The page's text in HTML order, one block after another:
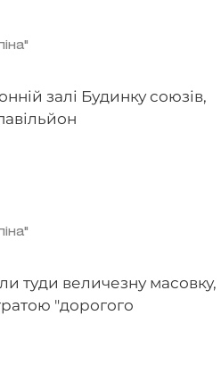
залі Будинку союзів,
туди величезну масовку,
"дорогого